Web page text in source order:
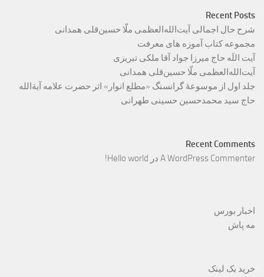
Recent Posts
شرح حال اجمالی آیت‌الله‌العظمی ملّا حسین‌قلی همدانی
مجموعه کتاب آموزه های معرفت
آیت اللَه حاج میرزا جواد آقا ملکی تبریزی
آیت‌الله‌العظمی ملّا حسین‌قلی همدانی
جلد اول از موسوعۀ گرانسنگ «مطلع انوار» اثر حضرت علامه آیة‌الله
حاج سید محمدحسین حسینی طهرانی
Recent Comments
A WordPress Commenter در Hello world!
اخبار بورس
مه پاش
خرید بک لینک